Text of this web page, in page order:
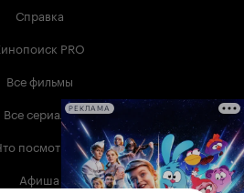
Справка
PRO
Все фильмы
Все сериалы
посмотреть
Афиша
РЕКЛАМА